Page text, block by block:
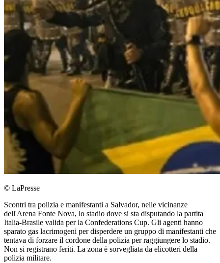
© LaPresse
Scontri tra polizia e manifestanti a Salvador, nelle vicinanze
dell'Arena Fonte Nova, lo stadio dove si sta disputando la partita
Italia-Brasile valida per la Confederations Cup. Gli agenti hanno
sparato gas lacrimogeni per disperdere un gruppo di manifestanti che
tentava di forzare il cordone della polizia per raggiungere lo stadio.
Non si registrano feriti. La zona è sorvegliata da elicotteri della
polizia militare.